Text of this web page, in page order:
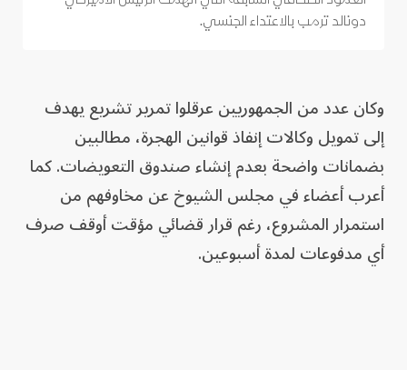
دونالد ترمب بالاعتداء الجنسي.
وكان عدد من الجمهوريين عرقلوا تمرير تشريع يهدف
إلى تمويل وكالات إنفاذ قوانين الهجرة، مطالبين
بضمانات واضحة بعدم إنشاء صندوق التعويضات. كما
أعرب أعضاء في مجلس الشيوخ عن مخاوفهم من
استمرار المشروع، رغم قرار قضائي مؤقت أوقف صرف
أي مدفوعات لمدة أسبوعين.